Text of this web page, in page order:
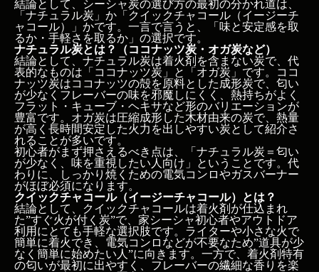
結論として、シーシャ炭の選び方の最初の分かれ道は、
「ナチュラル炭」か「クイックチャコール（イージーチ
ャコール）」かです。一言で言うと、「味と安定感を取
るか・手軽さを取るか」の選択です。
ナチュラル炭とは？（ココナッツ炭・オガ炭など）
結論として、ナチュラル炭は着火剤を含まない炭で、代
表的なものは「ココナッツ炭」と「オガ炭」です。ココ
ナッツ炭はココナッツの殻を原料とした成形炭で、匂い
が少なくフレーバーの味を邪魔しにくく、熱持ちがよく
フラット・キューブ・ヘキサなど形のバリエーションが
豊富です。オガ炭は圧縮成形した木材由来の炭で、熱量
が高く長時間安定した火力を出しやすい炭として紹介さ
れることが多いです。
初心者がまず押さえるべき点は、「ナチュラル炭＝匂い
が少なく、味を重視したい人向け」ということです。代
わりに、しっかり焼くための電気コンロやガスバーナー
がほぼ必須になります。
クイックチャコール（イージーチャコール）とは？
結論として、クイックチャコールは着火剤が仕込まれ
た”すぐ火が付く炭”で、家シーシャ初心者やアウトドア
利用にとても手軽な選択肢です。ライターや小さな火で
簡単に着火でき、電気コンロなどが不要なため”道具が少
なく簡単に始めたい人”に向きます。一方で、着火剤特有
の匂いが最初に出やすく、フレーバーの繊細な香りを楽
この記事のポイント
今日のおさらい：要点3つ
この記事の結論
シーシャ炭の選び方の基本は？ナチュラル炭とクイッ
クチャコールの違い
ナチュラル炭とは？（ココナッツ炭・オガ炭など）
クイックチャコール（イージーチャコール）とは？
どちらが初心者向け？状況別のおすすめ
同じナチュラル炭でも違う？フラット炭とキューブ炭
の特徴と選び方
フラット炭の特徴と向いているシーン
キューブ炭の特徴と向いているシーン